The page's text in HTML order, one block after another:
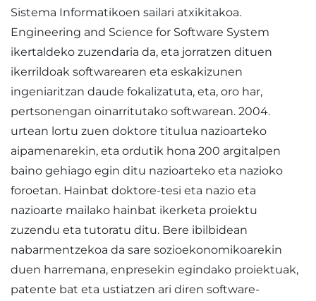
Sistema Informatikoen sailari atxikitakoa.
Engineering and Science for Software System
ikertaldeko zuzendaria da, eta jorratzen dituen
ikerrildoak softwarearen eta eskakizunen
ingeniaritzan daude fokalizatuta, eta, oro har,
pertsonengan oinarritutako softwarean. 2004.
urtean lortu zuen doktore titulua nazioarteko
aipamenarekin, eta ordutik hona 200 argitalpen
baino gehiago egin ditu nazioarteko eta nazioko
foroetan. Hainbat doktore-tesi eta nazio eta
nazioarte mailako hainbat ikerketa proiektu
zuzendu eta tutoratu ditu. Bere ibilbidean
nabarmentzekoa da sare sozioekonomikoarekin
duen harremana, enpresekin egindako proiektuak,
patente bat eta ustiatzen ari diren software-